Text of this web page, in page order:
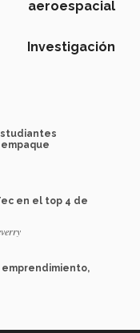
aeroespacial
Investigación
en el top 4 de
emprendimiento,